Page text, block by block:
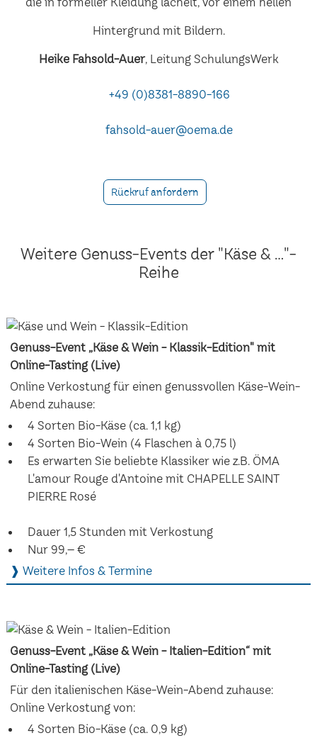
Heike Fahsold-Auer, Leitung SchulungsWerk
+49 (0)8381-8890-166
fahsold-auer@oema.de
Rückruf anfordern
Weitere Genuss-Events der "Käse & ..."-
Reihe
Genuss-Event „Käse & Wein - Klassik-Edition" mit
Online-Tasting (Live)
Online Verkostung für einen genussvollen Käse-Wein-
Abend zuhause:
4 Sorten Bio-Käse (ca. 1,1 kg)
4 Sorten Bio-Wein (4 Flaschen à 0,75 l)
Es erwarten Sie beliebte Klassiker wie z.B. ÖMA
L'amour Rouge d'Antoine mit CHAPELLE SAINT
PIERRE Rosé
Dauer 1,5 Stunden mit Verkostung
Nur 99,– €
❱ Weitere Infos & Termine
Genuss-Event „Käse & Wein - Italien-Edition“ mit
Online-Tasting (Live)
Für den italienischen Käse-Wein-Abend zuhause:
Online Verkostung von:
4 Sorten Bio-Käse (ca. 0,9 kg)